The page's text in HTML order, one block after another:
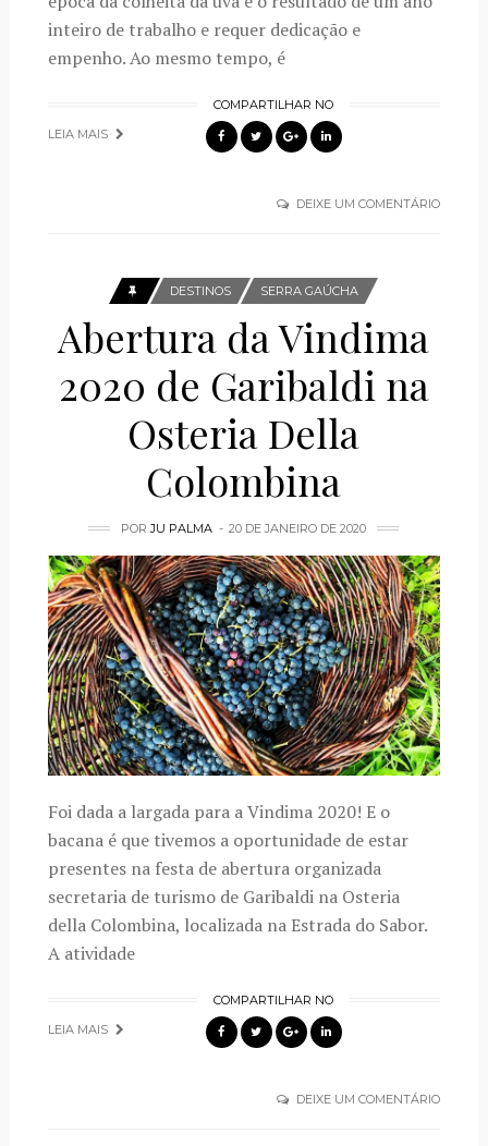
inteiro de trabalho e requer dedicação e
empenho. Ao mesmo tempo, é
LEIA MAIS
COMPARTILHAR NO
DEIXE UM COMENTÁRIO
DESTINOS SERRA GAÚCHA
Abertura da Vindima
2020 de Garibaldi na
Osteria Della
Colombina
PORJU PALMA 20 DE JANEIRO DE 2020
Foi dada a largada para a Vindima 2020! E o
bacana é que tivemos a oportunidade de estar
presentes na festa de abertura organizada
secretaria de turismo de Garibaldi na Osteria
della Colombina, localizada na Estrada do Sabor.
A atividade
LEIA MAIS
COMPARTILHAR NO
DEIXE UM COMENTÁRIO